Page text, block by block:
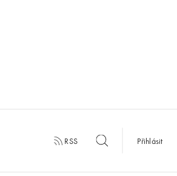
RSS Přihlásit